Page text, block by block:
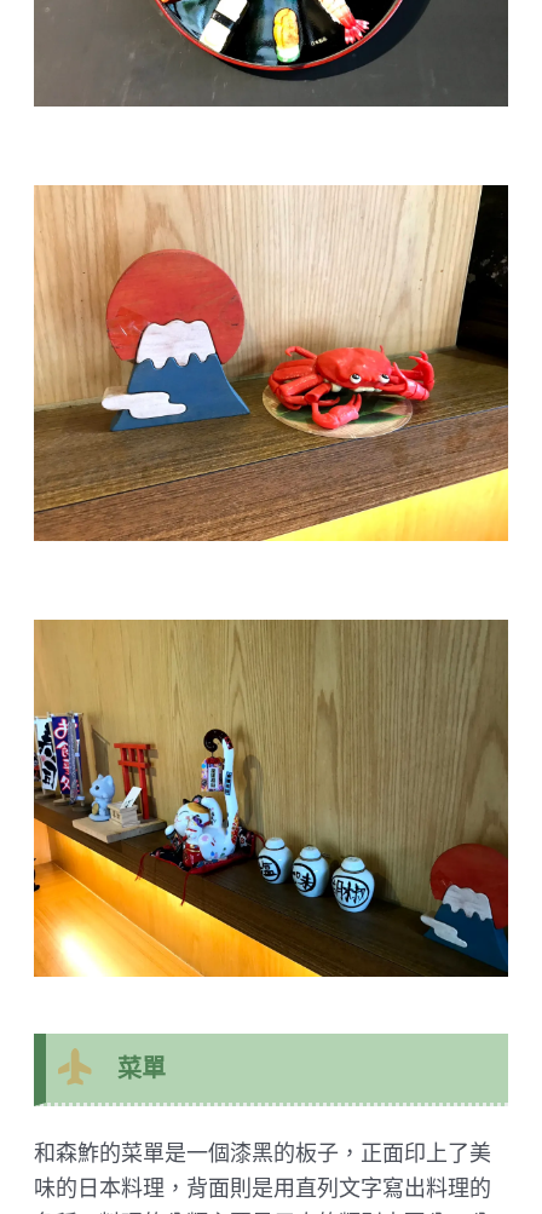
菜單
和森鮓的菜單是一個漆黑的板子，正面印上了美
味的日本料理，背面則是用直列文字寫出料理的